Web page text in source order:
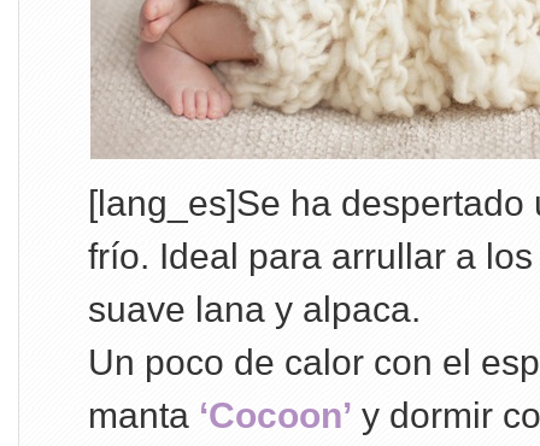
[lang_es]Se ha despertado
frío. Ideal para arrullar a
suave lana y alpaca.
Un poco de calor con el
manta ‘Cocoon’ y dormir